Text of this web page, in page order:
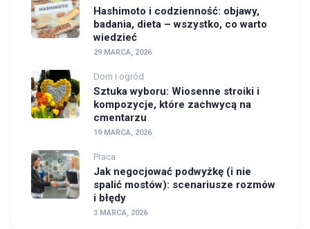
Hashimoto i codzienność: objawy,
badania, dieta – wszystko, co warto
wiedzieć
29 MARCA, 2026
Dom i ogród
Sztuka wyboru: Wiosenne stroiki i
kompozycje, które zachwycą na
cmentarzu
19 MARCA, 2026
Praca
Jak negocjować podwyżkę (i nie
spalić mostów): scenariusze rozmów
i błędy
3 MARCA, 2026